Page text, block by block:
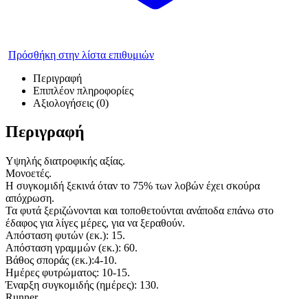
Πρόσθήκη στην λίστα επιθυμιών
Περιγραφή
Επιπλέον πληροφορίες
Αξιολογήσεις (0)
Περιγραφή
Υψηλής διατροφικής αξίας.
Μονοετές.
Η συγκομιδή ξεκινά όταν το 75% των λοβών έχει σκούρα
απόχρωση.
Τα φυτά ξεριζώνονται και τοποθετούνται ανάποδα επάνω στο
έδαφος για λίγες μέρες, για να ξεραθούν.
Απόσταση φυτών (εκ.): 15.
Απόσταση γραμμών (εκ.): 60.
Βάθος σποράς (εκ.):4-10.
Ημέρες φυτρώματος: 10-15.
Έναρξη συγκομιδής (ημέρες): 130.